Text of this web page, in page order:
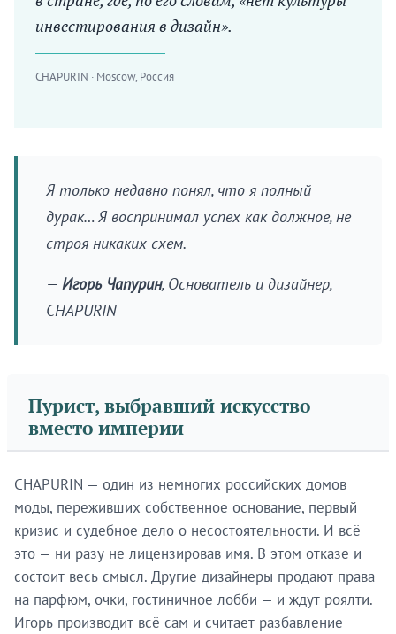
инвестирования в дизайн».
CHAPURIN · Moscow, Россия
Я только недавно понял, что я полный
дурак… Я воспринимал успех как должное, не
строя никаких схем.
— Игорь Чапурин, Основатель и дизайнер,
CHAPURIN
Пурист, выбравший искусство
вместо империи
CHAPURIN — один из немногих российских домов
моды, переживших собственное основание, первый
кризис и судебное дело о несостоятельности. И всё
это — ни разу не лицензировав имя. В этом отказе и
состоит весь смысл. Другие дизайнеры продают права
на парфюм, очки, гостиничное лобби — и ждут роялти.
Игорь производит всё сам и считает разбавление